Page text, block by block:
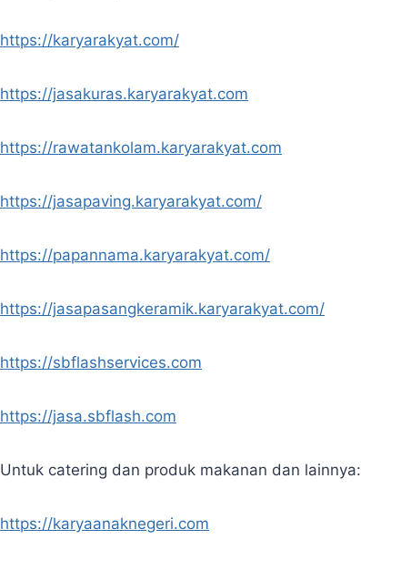
https://karyarakyat.com/
https://jasakuras.karyarakyat.com
https://rawatankolam.karyarakyat.com
https://jasapaving.karyarakyat.com/
https://papannama.karyarakyat.com/
https://jasapasangkeramik.karyarakyat.com/
https://sbflashservices.com
https://jasa.sbflash.com
Untuk catering dan produk makanan dan lainnya:
https://karyaanaknegeri.com